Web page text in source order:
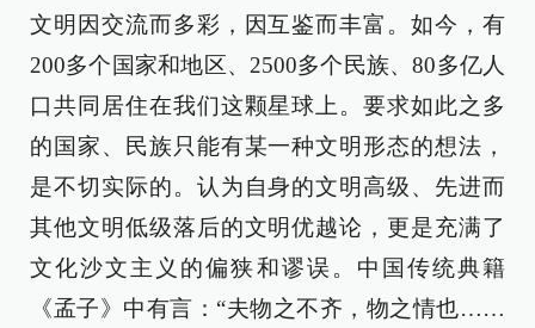
文明因交流而多彩，因互鉴而丰富。如今，有
200多个国家和地区、2500多个民族、80多亿人
口共同居住在我们这颗星球上。要求如此之多
的国家、民族只能有某一种文明形态的想法，
是不切实际的。认为自身的文明高级、先进而
其他文明低级落后的文明优越论，更是充满了
文化沙文主义的偏狭和谬误。中国传统典籍
《孟子》中有言：“夫物之不齐，物之情也……